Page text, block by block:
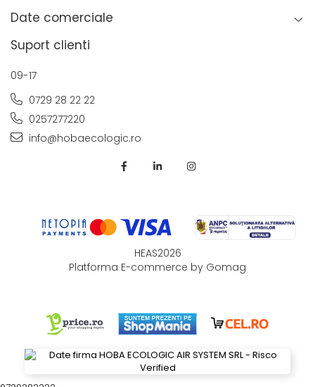
Date comerciale
Suport clienti
09-17
0729 28 22 22
0257277220
info@hobaecologic.ro
HEAS2026
Platforma E-commerce by Gomag